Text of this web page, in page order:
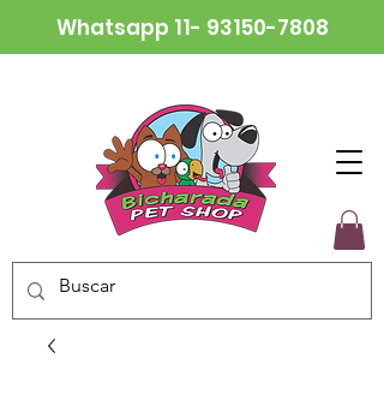
Whatsapp 11- 93150-7808